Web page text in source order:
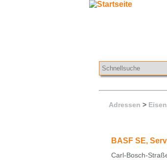
Adressen >
BASF SE,
Carl-Bosch-